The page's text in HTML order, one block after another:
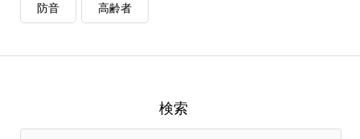
防音 高齢者
検索